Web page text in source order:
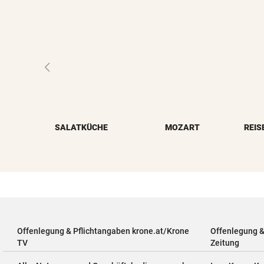
SALATKÜCHE MOZART
Offenlegung & Pflichtangaben krone.at/Krone
TV
Offenlegung
Zeitung